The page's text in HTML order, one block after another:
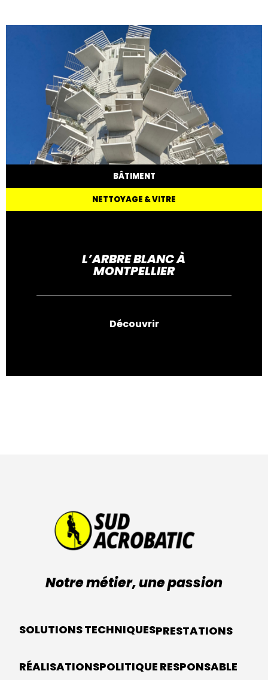
BÂTIMENT
NETTOYAGE & VITRE
L’ARBRE BLANC À
MONTPELLIER
Découvrir
Notre métier, une passion
SOLUTIONS TECHNIQUESPRESTATIONS
RÉALISATIONSPOLITIQUE RESPONSABLE